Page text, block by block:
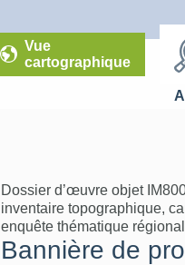
Vue
cartographique
Dossier d’œuvre objet
inventaire topographique,
enquête thématique
Bannière de